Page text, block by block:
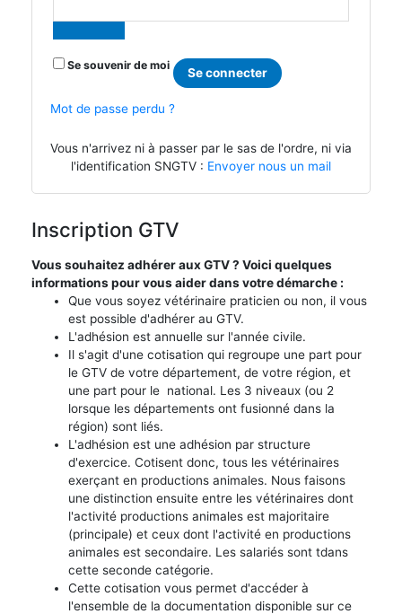
Se souvenir de moi
Se connecter
Mot de passe perdu ?
Vous n'arrivez ni à passer par le sas de l'ordre, ni via
l'identification SNGTV : Envoyer nous un mail
Inscription GTV
Vous souhaitez adhérer aux GTV ? Voici quelques
informations pour vous aider dans votre démarche :
Que vous soyez vétérinaire praticien ou non, il vous
est possible d'adhérer au GTV.
L'adhésion est annuelle sur l'année civile.
Il s'agit d'une cotisation qui regroupe une part pour
le GTV de votre département, de votre région, et
une part pour le national. Les 3 niveaux (ou 2
lorsque les départements ont fusionné dans la
région) sont liés.
L'adhésion est une adhésion par structure
d'exercice. Cotisent donc, tous les vétérinaires
exerçant en productions animales. Nous faisons
une distinction ensuite entre les vétérinaires dont
l'activité productions animales est majoritaire
(principale) et ceux dont l'activité en productions
animales est secondaire. Les salariés sont tdans
cette seconde catégorie.
Cette cotisation vous permet d'accéder à
l'ensemble de la documentation disponible sur ce